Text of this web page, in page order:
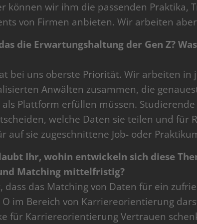
können wir ihm die passenden Praktika,
von Firmen anbieten. Wir arbeiten
die Erwartungshaltung der Gen Z?
bei uns oberste Priorität. Wir arbeiten in
Anwälten zusammen, die
Plattform erfüllen müssen.
welche Daten sie teilen und für
auf sie zugeschnittene Job- oder
Ihr, wohin entwickeln sich diese
Matching mittelfristig?
dass das Matching von Daten für ein
im Bereich von Karriereorientierung
für Karriereorientierung Vertrauen